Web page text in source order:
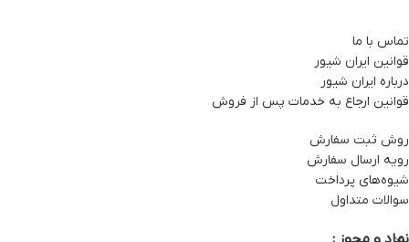
تماس با ما
قوانین ایران شیور
درباره ایران شیور
قوانین ارجاع به خدمات پس از فروش
روش ثبت سفارش
رویه ارسال سفارش
شیوه‌های پرداخت
سوالات متداول